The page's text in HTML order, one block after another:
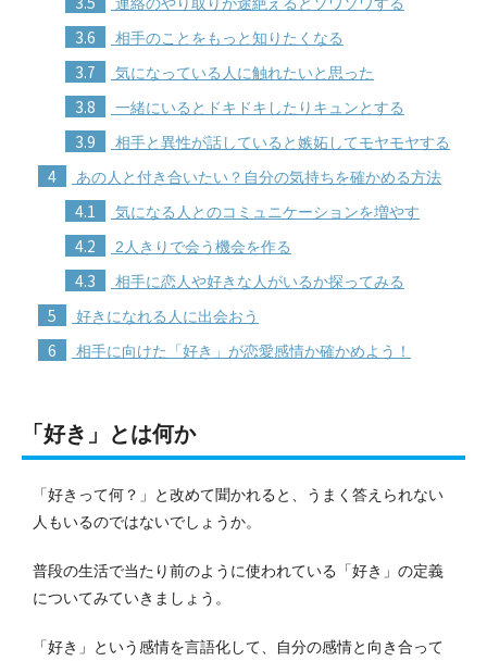
3.6 相手のことをもっと知りたくなる
3.7 気になっている人に触れたいと思った
3.8 一緒にいるとドキドキしたりキュンとする
3.9 相手と異性が話していると嫉妬してモヤモヤする
4 あの人と付き合いたい？自分の気持ちを確かめる方法
4.1 気になる人とのコミュニケーションを増やす
4.2 2人きりで会う機会を作る
4.3 相手に恋人や好きな人がいるか探ってみる
5 好きになれる人に出会おう
6 相手に向けた「好き」が恋愛感情か確かめよう！
「好き」とは何か
「好きって何？」と改めて聞かれると、うまく答えられない
人もいるのではないでしょうか。
普段の生活で当たり前のように使われている「好き」の定義
についてみていきましょう。
「好き」という感情を言語化して、自分の感情と向き合って